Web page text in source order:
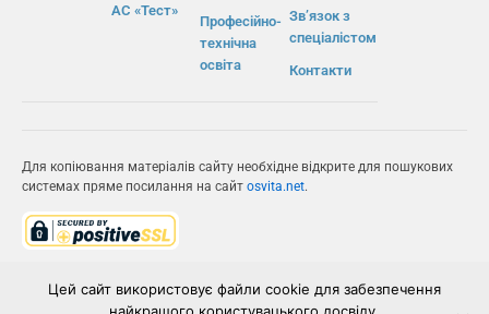
АС «Тест»
Професійно-
технічна
освіта
Зв’язок з
спеціалістом
Контакти
Для копіювання матеріалів сайту необхідне відкрите для пошукових
системах пряме посилання на сайт osvita.net.
Цей сайт використовує файли cookie для забезпечення